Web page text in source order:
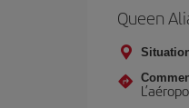
Queen